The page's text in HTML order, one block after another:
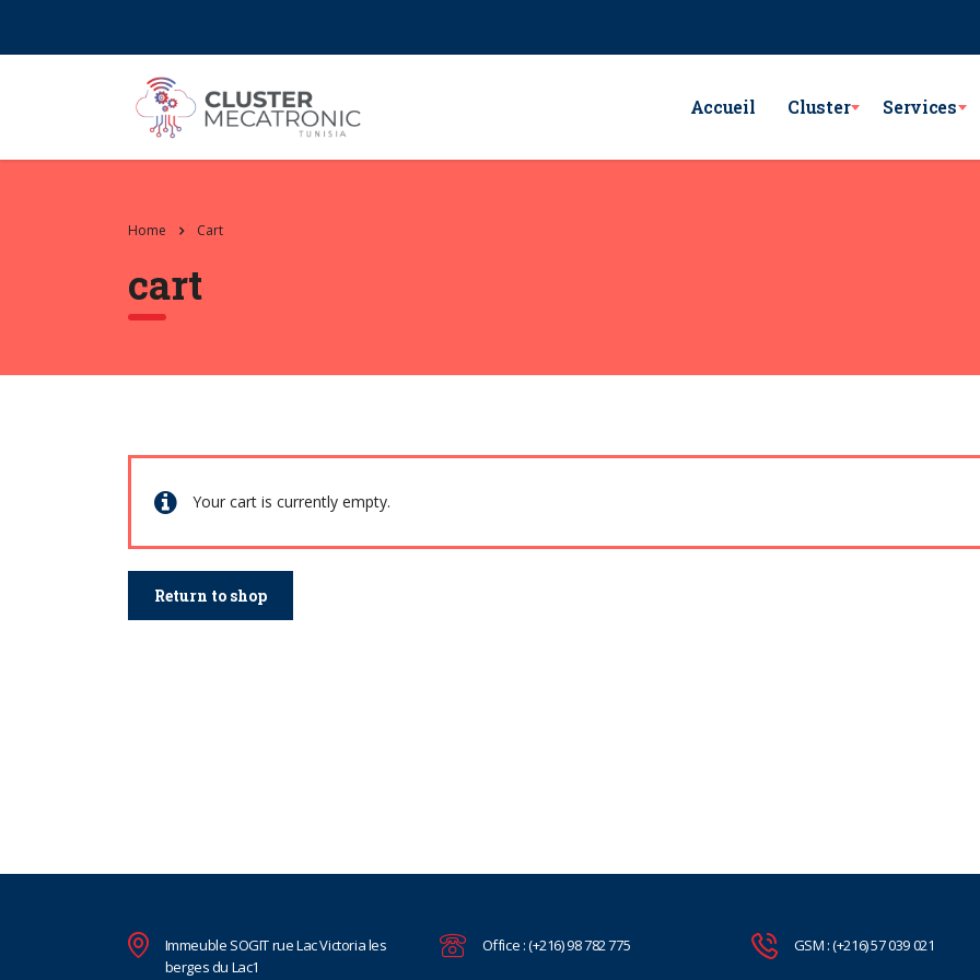
Accueil Cluster Services
Home Cart
cart
Your cart is currently empty.
Return to shop
Immeuble SOGIT rue Lac Victoria les
berges du Lac1
Office : (+216) 98 782 775 GSM : (+216) 57 039 021